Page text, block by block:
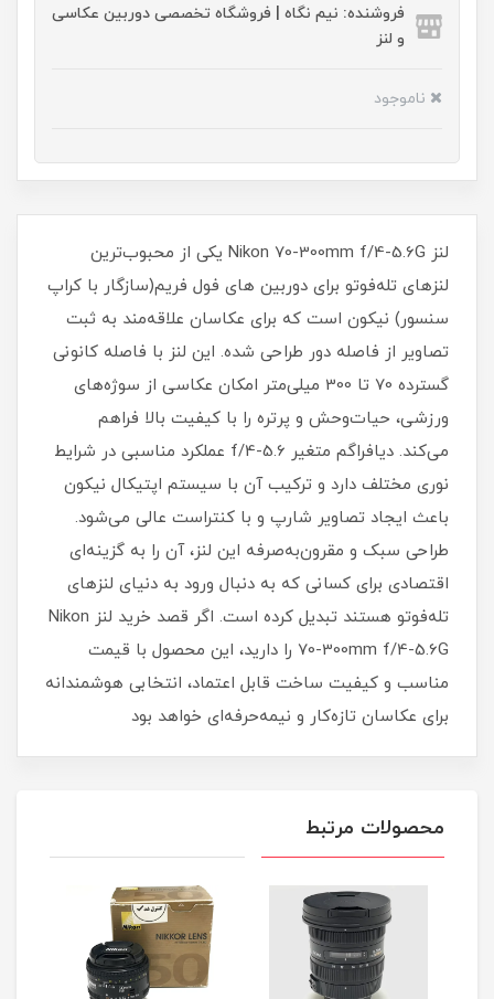
فروشنده: نیم نگاه | فروشگاه تخصصی دوربین عکاسی
و لنز
ناموجود
لنز Nikon 70-300mm f/4-5.6G یکی از محبوب‌ترین
لنزهای تله‌فوتو برای دوربین های فول فریم(سازگار با کراپ
سنسور) نیکون است که برای عکاسان علاقه‌مند به ثبت
تصاویر از فاصله دور طراحی شده. این لنز با فاصله کانونی
گسترده 70 تا 300 میلی‌متر امکان عکاسی از سوژه‌های
ورزشی، حیات‌وحش و پرتره را با کیفیت بالا فراهم
می‌کند. دیافراگم متغیر f/4-5.6 عملکرد مناسبی در شرایط
نوری مختلف دارد و ترکیب آن با سیستم اپتیکال نیکون
باعث ایجاد تصاویر شارپ و با کنتراست عالی می‌شود.
طراحی سبک و مقرون‌به‌صرفه این لنز، آن را به گزینه‌ای
اقتصادی برای کسانی که به دنبال ورود به دنیای لنزهای
تله‌فوتو هستند تبدیل کرده است. اگر قصد خرید لنز Nikon
70-300mm f/4-5.6G را دارید، این محصول با قیمت
مناسب و کیفیت ساخت قابل اعتماد، انتخابی هوشمندانه
برای عکاسان تازه‌کار و نیمه‌حرفه‌ای خواهد بود
محصولات مرتبط